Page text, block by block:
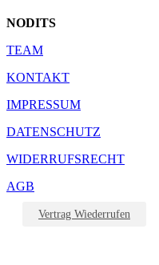
NODITS
TEAM
KONTAKT
IMPRESSUM
DATENSCHUTZ
WIDERRUFSRECHT
AGB
Vertrag Wiederrufen